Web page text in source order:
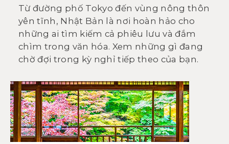
Từ đường phố Tokyo đến vùng nông thôn
yên tĩnh, Nhật Bản là nơi hoàn hảo cho
những ai tìm kiếm cả phiêu lưu và đắm
chìm trong văn hóa. Xem những gì đang
chờ đợi trong kỳ nghỉ tiếp theo của bạn.